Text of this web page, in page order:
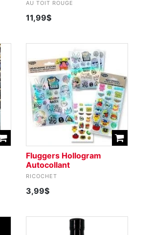
AU TOIT ROUGE
11,99$
Fluggers Hollogram
Autocollant
RICOCHET
3,99$